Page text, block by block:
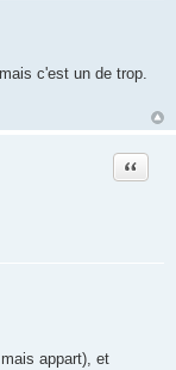
c'est un de trop.
Citation
appart), et